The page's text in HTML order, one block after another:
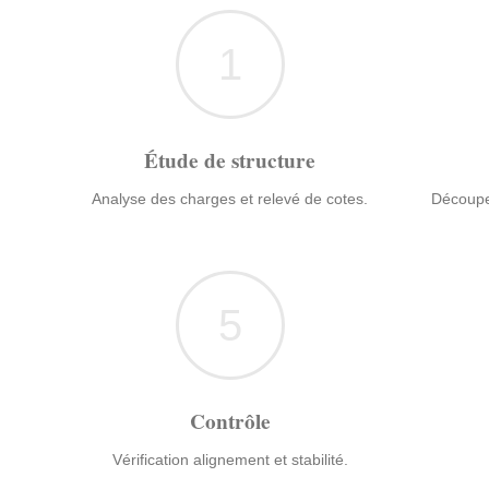
1
Étude de structure
Analyse des charges et relevé de cotes.
5
Contrôle
Vérification alignement et stabilité.